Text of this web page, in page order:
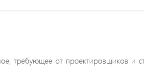
требующее от проектировщиков и